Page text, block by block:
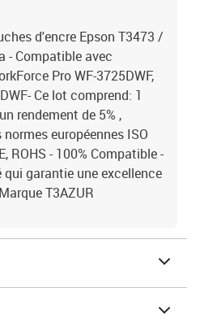
d'encre Epson T3473 /
- Compatible avec
Pro WF-3725DWF,
Ce lot comprend: 1
rendement de 5% ,
européennes ISO
ROHS - 100% Compatible -
garantie une excellence
T3AZUR